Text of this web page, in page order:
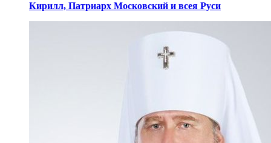
Кирилл, Патриарх Московский и всея Руси